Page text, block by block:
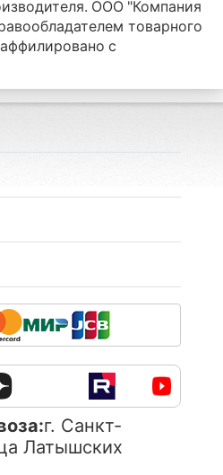
ООО "Компания
товарного
с
г. Санкт-
Латышских